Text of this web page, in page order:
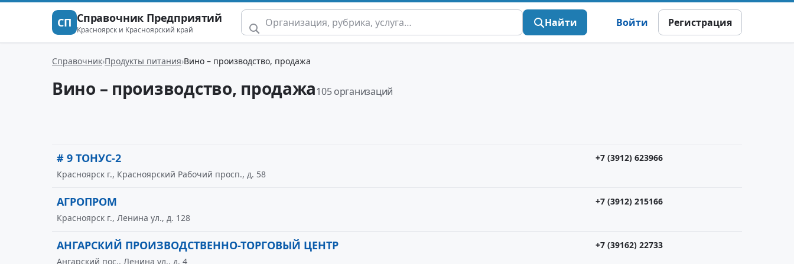
СП Справочник Предприятий
Красноярск и Красноярский край
Найти Войти Регистрация
Справочник Продукты питания Вино – производство, продажа
Вино – производство, продажа105 организаций
# 9 ТОНУС-2
+7 (3912) 623966
Красноярск г., Красноярский Рабочий просп., д. 58
АГРОПРОМ
+7 (3912) 215166
Красноярск г., Ленина ул., д. 128
АНГАРСКИЙ ПРОИЗВОДСТВЕННО-ТОРГОВЫЙ ЦЕНТР
+7 (39162) 22733
Ангарский пос., Ленина ул., д. 4